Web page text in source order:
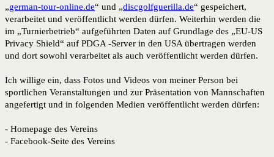
„german-tour-online.de“ und „discgolfguerilla.de“ gespeichert,
verarbeitet und veröffentlicht werden dürfen. Weiterhin werden die
im „Turnierbetrieb“ aufgeführten Daten auf Grundlage des „EU-US
Privacy Shield“ auf PDGA -Server in den USA übertragen werden
und dort sowohl verarbeitet als auch veröffentlicht werden dürfen.
Ich willige ein, dass Fotos und Videos von meiner Person bei
sportlichen Veranstaltungen und zur Präsentation von Mannschaften
angefertigt und in folgenden Medien veröffentlicht werden dürfen:
- Homepage des Vereins
- Facebook-Seite des Vereins